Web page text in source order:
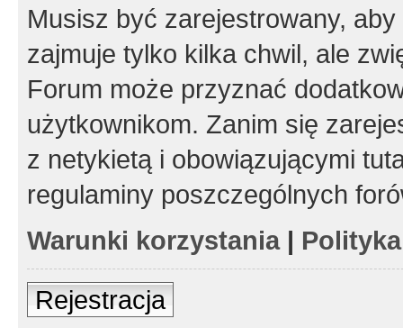
Musisz być zarejestrowany,
zajmuje tylko kilka chwil, ale
Forum może przyznać
użytkownikom. Zanim się
z netykietą i obowiązującymi
regulaminy poszczególnych
Warunki korzystania|
Rejestracja